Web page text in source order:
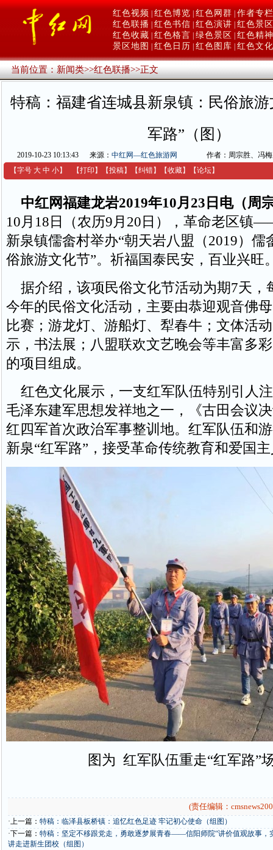
红色视频 红色博览 红色网群 作者专栏
红色联播 红色书信 红色演讲 红色景区
红色收藏 红色格言 绿色景区
红色精神
景区地图
红色日历 红色图库 红色文化
当前位置：新闻类>>红色联播>>正文
特稿：福建省连城县新泉镇：民俗旅
军路”（图）
2019-10-23 10:13:43 来源： 中红网—红色旅游网
作者：周宗胜、冯
【字号 大 中 小】 【打印 】 【投稿】 【纠错】 【收藏】 【论坛】
中红网福建龙岩2019年10月23日电（周
10月18日（农历9月20日），革命老区镇
新泉镇儒畲村举办“朝天岩八盟（2019）儒
俗旅游文化节”。祈福国泰民安，百业兴旺
据介绍，该项民俗文化节活动为期7天，
今年的民俗文化活动，主要由恭迎观音佛
比赛；游龙灯、游船灯、犁春牛；文体活
示，书法展；八盟联欢文艺晚会等丰富多
的项目组成。
红色文化展示，一支红军队伍特别引人
毛泽东建军思想发祥地之一，《古田会议
红四军首次政治军事整训地。红军队伍和
新泉“红军路”，接受革命传统教育和爱国
图为 红军队伍重走“红军路”
(责任编辑：
·上一篇： 特稿：临泽县板桥镇：追忆红色足迹 牢记初心使命（组图）
·下一篇： 特稿：坚定不移跟党走，勇敢逐梦展青春——信阳师院“讲价值观故事，
讲走进新生团校（组图）